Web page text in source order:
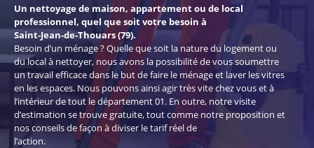
Un nettoyage de maison, appartement ou de local
professionnel, quel que soit votre besoin à
Saint-Jean-de-Thouars (79).
Besoin d’un ménage ? Quelle que soit la nature du logement ou
du local à nettoyer, nous avons la possibilité de vous soumettre
un travail efficace dans le but de faire le ménage et laver les vitres
en les espaces. Nous pouvons ainsi agir très vite chez vous et à
l’intérieur de tout le département 01. En outre, notre visite
d’estimation se trouve gratuite, tout comme notre proposition et
nos conseils de façon à diviser le tarif réel de
l’action.